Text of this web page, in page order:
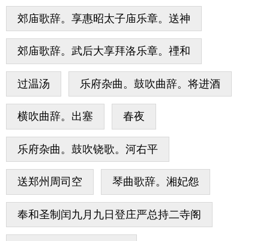
郊庙歌辞。享惠昭太子庙乐章。送神
郊庙歌辞。武后大享拜洛乐章。禋和
过温汤 乐府杂曲。鼓吹曲辞。将进酒
横吹曲辞。出塞 春夜
乐府杂曲。鼓吹铙歌。河右平
送郑州周司空 琴曲歌辞。湘妃怨
奉和圣制闰九月九日登庄严总持二寺阁